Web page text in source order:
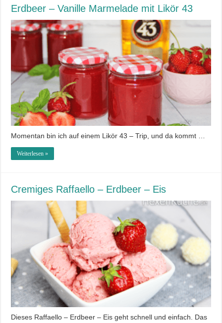
Erdbeer – Vanille Marmelade mit Likör 43
Momentan bin ich auf einem Likör 43 – Trip, und da kommt …
Weiterlesen »
Cremiges Raffaello – Erdbeer – Eis
Dieses Raffaello – Erdbeer – Eis geht schnell und einfach. Das